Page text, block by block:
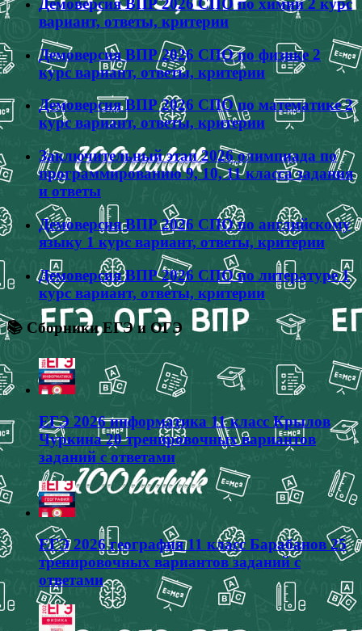
Демоверсия ВПР 2026 СПО по химии 2 курс
вариант, ответы, критерии
Демоверсия ВПР 2026 СПО по физике 2
курс вариант, ответы, критерии
Демоверсия ВПР 2026 СПО по математике 2
курс вариант, ответы, критерии
Заключительный этап 2026 олимпиада по
программированию 9, 10, 11 класса задания
и ответы
Демоверсия ВПР 2026 СПО по английскому
языку 1 курс вариант, ответы, критерии
Демоверсия ВПР 2026 СПО по литературе 1
курс вариант, ответы, критерии
📚 Сборники ЕГЭ и ОГЭ
ЕГЭ 2026 информатика 11 класс Крылов
Чуркина 20 тренировочных вариантов
заданий с ответами
ЕГЭ 2026 география 11 класс Барабанов 25
тренировочных вариантов заданий с
ответами